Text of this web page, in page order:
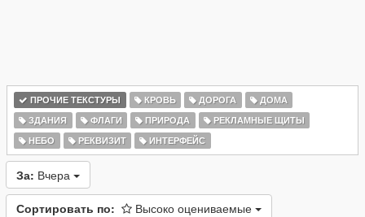
ПРОЧИЕ ТЕКСТУРЫ КРОВЬ ДОРОГА
ДОМА
ЗДАНИЯ
ФЛАГИ ПРИРОДА
РЕКЛАМНЫЕ ЩИТЫ
НЕБО
РЕКВИЗИТ ИНТЕРФЕЙС
За: Вчера
Сортировать по: Высоко оцениваемые